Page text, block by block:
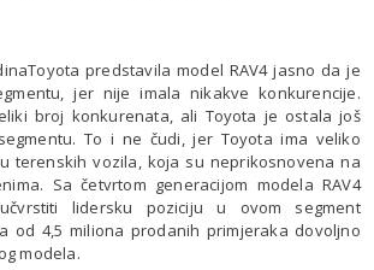
predstavila model RAV4 jasno da je
jer nije imala nikakve konkurencije.
broj konkurenata, ali Toyota je ostala još
To i ne čudi, jer Toyota ima veliko
terenskih vozila, koja su neprikosnovena na
Sa četvrtom generacijom modela RAV4
lidersku poziciju u ovom segment
od 4,5 miliona prodanih primjeraka dovoljno
modela.